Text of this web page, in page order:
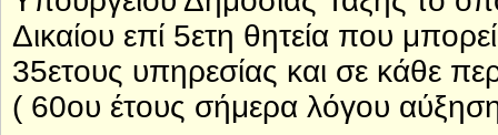
Δικαίου επί 5ετη θητεία που
35ετους υπηρεσίας και σε κάθε
( 60ου έτους σήμερα λόγου